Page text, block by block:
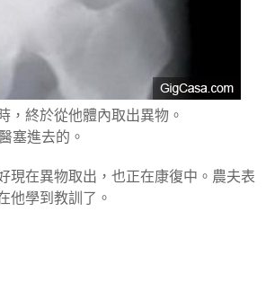
，終於從他體內取出異物。
塞進去的。
現在異物取出，也正在康復中。農夫表
他學到教訓了。